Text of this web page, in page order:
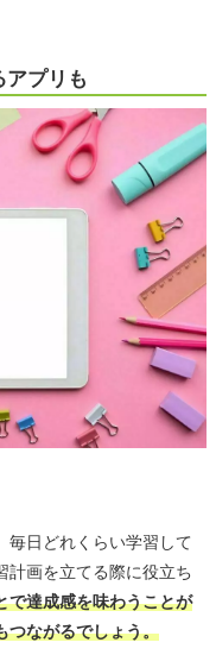
アプリも
毎日どれくらい学習して
計画を立てる際に役立ち
で達成感を味わうことが
つながるでしょう。